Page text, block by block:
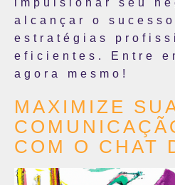
impulsionar seu
alcançar o sucesso
estratégias
eficientes. Entre
agora mesmo!
MAXIMIZE
COM O CHAT